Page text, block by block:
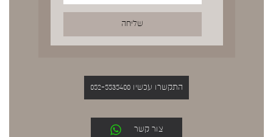
התקשרו עכשיו 052-5535400
צור קשר